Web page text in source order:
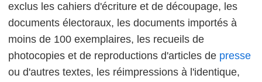
exclus les cahiers d'écriture et de découpage, les
documents électoraux, les documents importés à
moins de 100 exemplaires, les recueils de
photocopies et de reproductions d'articles de presse
ou d'autres textes, les réimpressions à l'identique,